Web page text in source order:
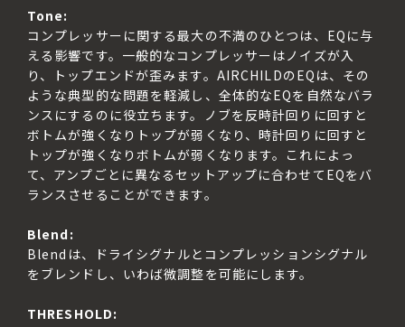
Tone:
コンプレッサーに関する最大の不満のひとつは、EQに与
える影響です。一般的なコンプレッサーはノイズが入
り、トップエンドが歪みます。AIRCHILDのEQは、その
ような典型的な問題を軽減し、全体的なEQを自然なバラ
ンスにするのに役立ちます。ノブを反時計回りに回すと
ボトムが強くなりトップが弱くなり、時計回りに回すと
トップが強くなりボトムが弱くなります。これによっ
て、アンプごとに異なるセットアップに合わせてEQをバ
ランスさせることができます。
Blend:
Blendは、ドライシグナルとコンプレッションシグナル
をブレンドし、いわば微調整を可能にします。
THRESHOLD: